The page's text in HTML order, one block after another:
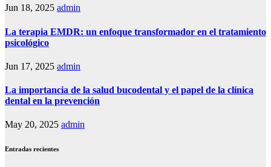
Jun 18, 2025 admin
La terapia EMDR: un enfoque transformador en el tratamiento
psicológico
Jun 17, 2025 admin
La importancia de la salud bucodental y el papel de la clínica
dental en la prevención
May 20, 2025 admin
Entradas recientes